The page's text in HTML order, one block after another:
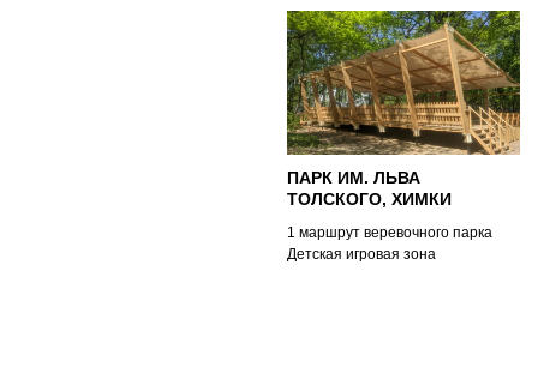
ПАРК ИМ. ЛЬВА
ТОЛСКОГО, ХИМКИ
1 маршрут веревочного парка
Детская игровая зона